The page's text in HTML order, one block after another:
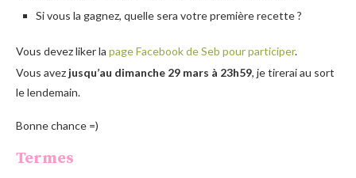
Si vous la gagnez, quelle sera votre première recette ?
Vous devez liker la page Facebook de Seb pour participer.
Vous avez jusqu’au dimanche 29 mars à 23h59, je tirerai au sort
le lendemain.
Bonne chance =)
Termes